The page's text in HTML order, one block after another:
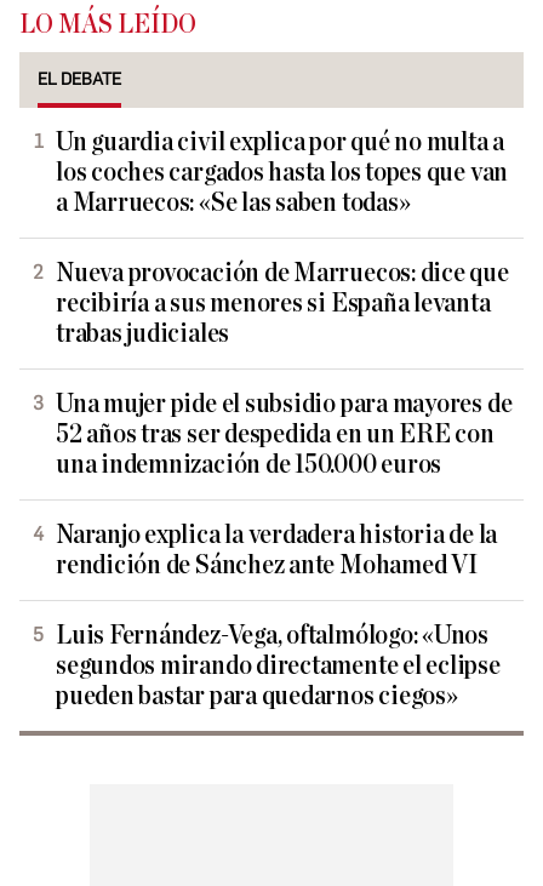
LO MÁS LEÍDO
EL DEBATE
Un guardia civil explica por qué no multa a
los coches cargados hasta los topes que van
a Marruecos: «Se las saben todas»
Nueva provocación de Marruecos: dice que
recibiría a sus menores si España levanta
trabas judiciales
Una mujer pide el subsidio para mayores de
52 años tras ser despedida en un ERE con
una indemnización de 150.000 euros
Naranjo explica la verdadera historia de la
rendición de Sánchez ante Mohamed VI
Luis Fernández-Vega, oftalmólogo: «Unos
segundos mirando directamente el eclipse
pueden bastar para quedarnos ciegos»